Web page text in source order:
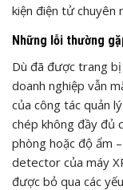
kiện điện tử chuyên
Những lỗi thường
Dù đã được trang bị
doanh nghiệp vẫn
của công tác quản
chép không đầy đủ
phòng hoặc độ ẩm
detector của máy
được bỏ qua các